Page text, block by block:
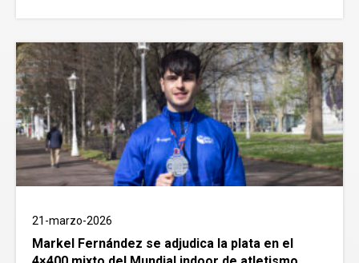
21-marzo-2026
Markel Fernández se adjudica la plata en el